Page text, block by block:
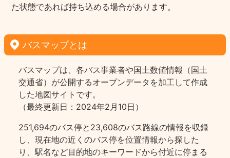
た状態であれば持ち込める場合があります。
バスマップとは
バスマップは、各バス事業者や国土数値情報（国土
交通省）が公開するオープンデータを加工して作成
した地図サイトです。
（最終更新日：2024年2月10日）
251,694のバス停と23,608のバス路線の情報を収録
し、現在地の近くのバス停を位置情報から探した
り、駅名など目的地のキーワードから付近に停まる